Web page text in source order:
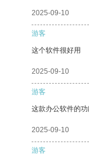
2025-09-10
游客
这个软件很好用
2025-09-10
游客
这款办公软件的
2025-09-10
游客